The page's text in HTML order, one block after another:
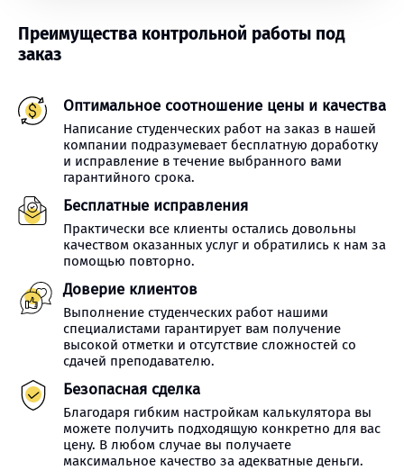
Преимущества контрольной работы под
заказ
Оптимальное соотношение цены и качества
Написание студенческих работ на заказ в нашей
компании подразумевает бесплатную доработку
и исправление в течение выбранного вами
гарантийного срока.
Бесплатные исправления
Практически все клиенты остались довольны
качеством оказанных услуг и обратились к нам за
помощью повторно.
Доверие клиентов
Выполнение студенческих работ нашими
специалистами гарантирует вам получение
высокой отметки и отсутствие сложностей со
сдачей преподавателю.
Безопасная сделка
Благодаря гибким настройкам калькулятора вы
можете получить подходящую конкретно для вас
цену. В любом случае вы получаете
максимальное качество за адекватные деньги.